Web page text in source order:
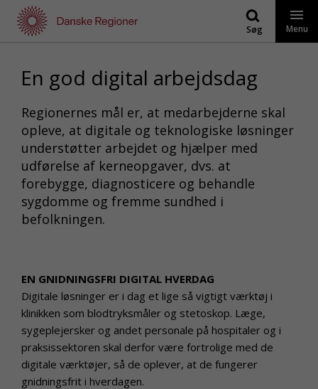
indhold
Søg Menu
En god digital arbejdsdag
Regionernes mål er, at medarbejderne skal
opleve, at digitale og teknologiske løsninger
understøtter arbejdet og hjælper med
udførelse af kerneopgaver, dvs. at
forebygge, diagnosticere og behandle
sygdomme og fremme sundhed i
befolkningen.
EN GNIDNINGSFRI DIGITAL HVERDAG
Digitale løsninger er i dag et lige så vigtigt værktøj i
klinikken som blodtryksmåler og stetoskop. Læge,
sygeplejersker og andet personale på hospitaler og i
praksissektoren skal derfor være fortrolige med de
digitale værktøjer, så de oplever, at de fungerer
gnidningsfrit i hverdagen.